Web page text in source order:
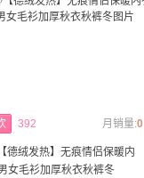
392 月销量:0
德绒发热】无痕情侣保暖内
女毛衫加厚秋衣秋裤冬